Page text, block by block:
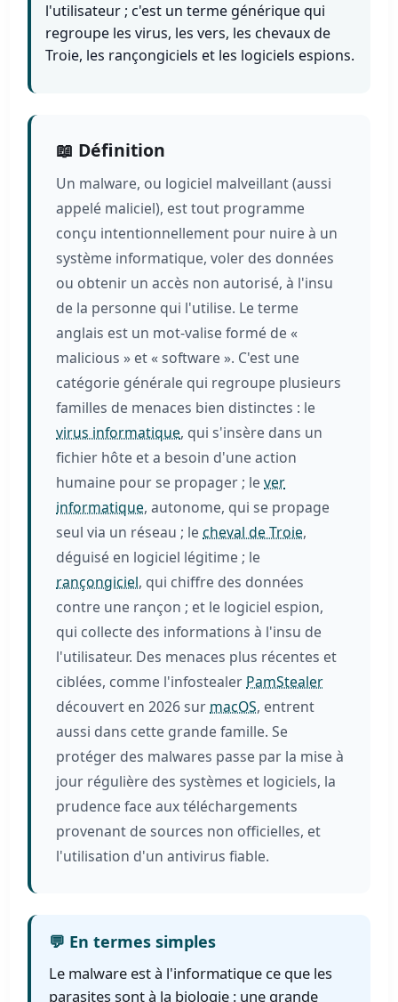
l'utilisateur ; c'est un terme générique qui
regroupe les virus, les vers, les chevaux de
Troie, les rançongiciels et les logiciels espions.
📖 Définition
Un malware, ou logiciel malveillant (aussi
appelé maliciel), est tout programme
conçu intentionnellement pour nuire à un
système informatique, voler des données
ou obtenir un accès non autorisé, à l'insu
de la personne qui l'utilise. Le terme
anglais est un mot-valise formé de «
malicious » et « software ». C'est une
catégorie générale qui regroupe plusieurs
familles de menaces bien distinctes : le
virus informatique, qui s'insère dans un
fichier hôte et a besoin d'une action
humaine pour se propager ; lever
informatique, autonome, qui se propage
seul via un réseau ; lecheval de Troie,
déguisé en logiciel légitime ; le
rançongiciel, qui chiffre des données
contre une rançon ; et le logiciel espion,
qui collecte des informations à l'insu de
l'utilisateur. Des menaces plus récentes et
ciblées, comme l'infostealerPamStealer
découvert en 2026 surmacOS, entrent
aussi dans cette grande famille. Se
protéger des malwares passe par la mise à
jour régulière des systèmes et logiciels, la
prudence face aux téléchargements
provenant de sources non officielles, et
l'utilisation d'un antivirus fiable.
💬 En termes simples
Le malware est à l'informatique ce que les
parasites sont à la biologie : une grande